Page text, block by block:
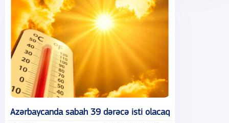
Azərbaycanda sabah 39 dərəcə isti olacaq